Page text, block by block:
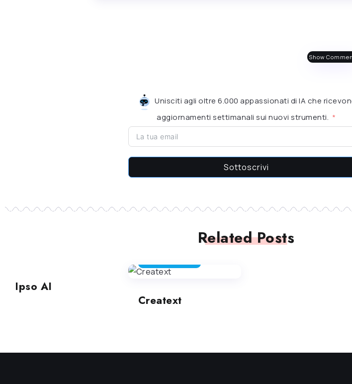
Show
Unisciti agli oltre 6.000 appassionati di IA che
aggiornamenti settimanali sui nuovi strumenti.
Sottoscrivi
Related Posts
Ipso AI
Creatext